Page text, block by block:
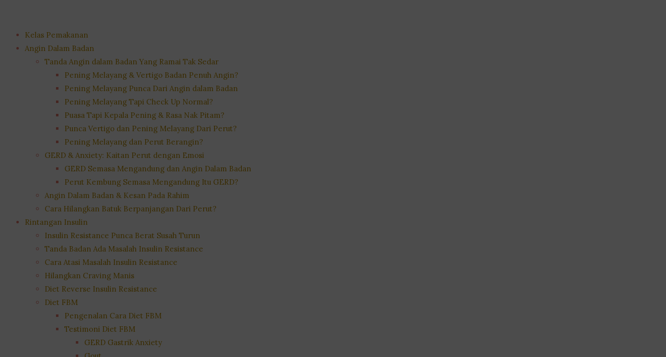
Kelas Pemakanan
Angin Dalam Badan
Tanda Angin dalam Badan Yang Ramai Tak Sedar
Pening Melayang & Vertigo Badan Penuh Angin?
Pening Melayang Punca Dari Angin dalam Badan
Pening Melayang Tapi Check Up Normal?
Puasa Tapi Kepala Pening & Rasa Nak Pitam?
Punca Vertigo dan Pening Melayang Dari Perut?
Pening Melayang dan Perut Berangin?
GERD & Anxiety: Kaitan Perut dengan Emosi
GERD Semasa Mengandung dan Angin Dalam Badan
Perut Kembung Semasa Mengandung Itu GERD?
Angin Dalam Badan & Kesan Pada Rahim
Cara Hilangkan Batuk Berpanjangan Dari Perut?
Rintangan Insulin
Insulin Resistance Punca Berat Susah Turun
Tanda Badan Ada Masalah Insulin Resistance
Cara Atasi Masalah Insulin Resistance
Hilangkan Craving Manis
Diet Reverse Insulin Resistance
Diet FBM
Pengenalan Cara Diet FBM
Testimoni Diet FBM
GERD Gastrik Anxiety